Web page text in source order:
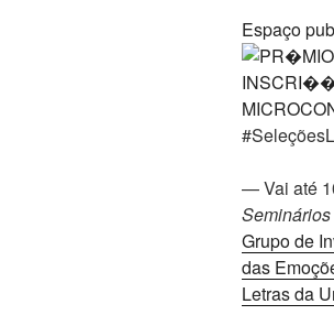
Espaço
— Vai até
Grupo de
das
Letras da